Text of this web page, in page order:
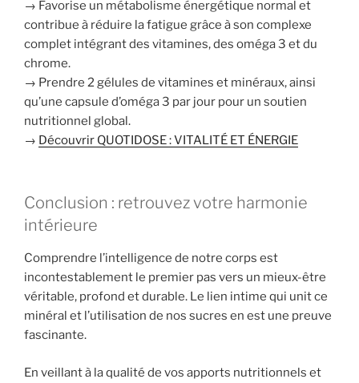
→ Favorise un métabolisme énergétique normal et
contribue à réduire la fatigue grâce à son complexe
complet intégrant des vitamines, des oméga 3 et du
chrome.
→ Prendre 2 gélules de vitamines et minéraux, ainsi
qu’une capsule d’oméga 3 par jour pour un soutien
nutritionnel global.
→ Découvrir QUOTIDOSE : VITALITÉ ET ÉNERGIE
Conclusion : retrouvez votre harmonie
intérieure
Comprendre l’intelligence de notre corps est
incontestablement le premier pas vers un mieux-être
véritable, profond et durable. Le lien intime qui unit ce
minéral et l’utilisation de nos sucres en est une preuve
fascinante.
En veillant à la qualité de vos apports nutritionnels et